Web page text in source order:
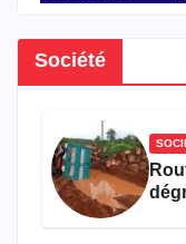
Société